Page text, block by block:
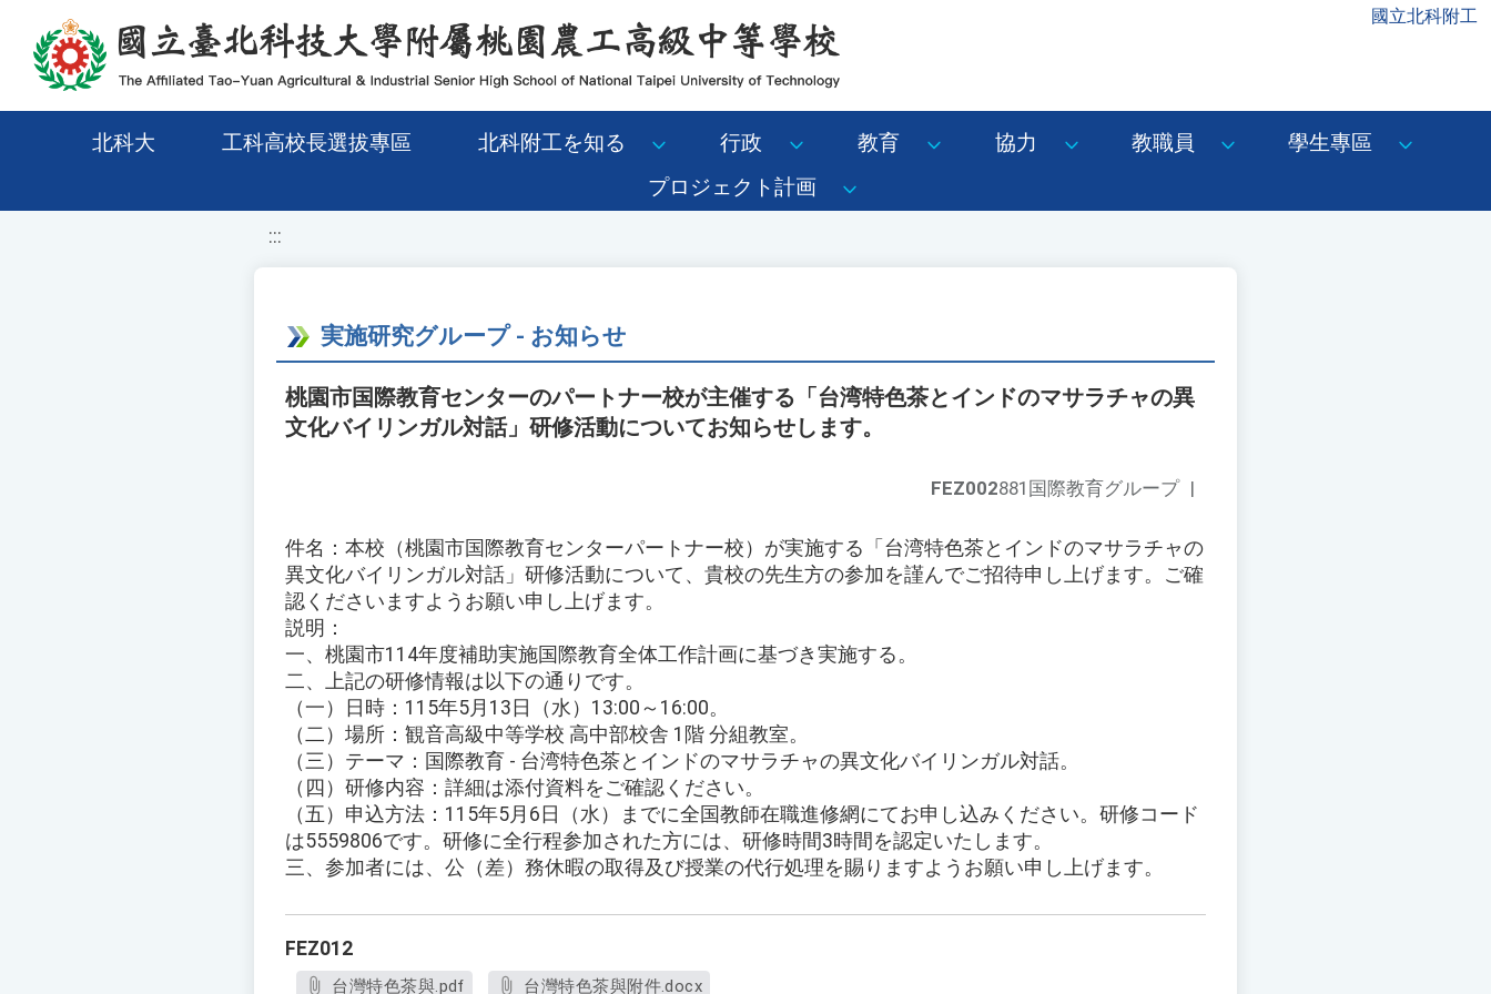
移至網頁之主要內容區位置 國立北科附工
北科大 工科高校長選拔專區 北科附工を知る 行政 教育 協力 教職員
學生專區
プロジェクト計画
:::
実施研究グループ - お知らせ
桃園市国際教育センターのパートナー校が主催する「台湾特色茶とインドのマサラチャの異
文化バイリンガル対話」研修活動についてお知らせします。
FEZ002881国際教育グループ |
件名：本校（桃園市国際教育センターパートナー校）が実施する「台湾特色茶とインドのマサラチャの
異文化バイリンガル対話」研修活動について、貴校の先生方の参加を謹んでご招待申し上げます。ご確
認くださいますようお願い申し上げます。
説明：
一、桃園市114年度補助実施国際教育全体工作計画に基づき実施する。
二、上記の研修情報は以下の通りです。
（一）日時：115年5月13日（水）13:00～16:00。
（二）場所：観音高級中等学校 高中部校舎 1階 分組教室。
（三）テーマ：国際教育 - 台湾特色茶とインドのマサラチャの異文化バイリンガル対話。
（四）研修内容：詳細は添付資料をご確認ください。
（五）申込方法：115年5月6日（水）までに全国教師在職進修網にてお申し込みください。研修コード
は5559806です。研修に全行程参加された方には、研修時間3時間を認定いたします。
三、参加者には、公（差）務休暇の取得及び授業の代行処理を賜りますようお願い申し上げます。
FEZ012
台灣特色茶與.pdf 台灣特色茶與附件.docx